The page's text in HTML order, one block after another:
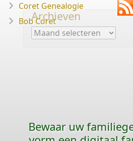
Archieven
Archieven
Coret Genealogie
Bob Coret
Bewaar uw